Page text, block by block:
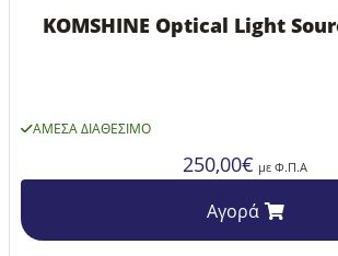
KOMSHINE Optical Light
ΆΜΕΣΑ ΔΙΑΘΈΣΙΜΟ
250,00€ με Φ.Π.Α
Αγορά